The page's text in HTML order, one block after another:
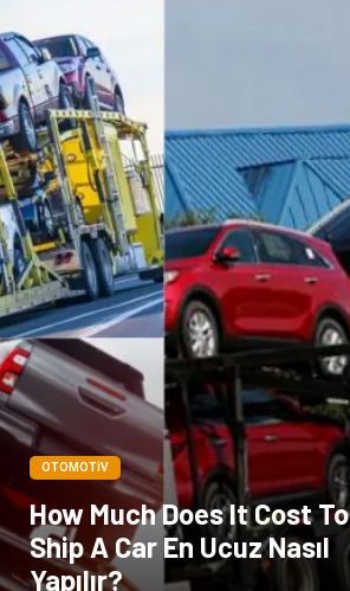
OTOMOTIV
How Much Does It Cost To
Ship A Car En Ucuz Nasıl
Yapılır?